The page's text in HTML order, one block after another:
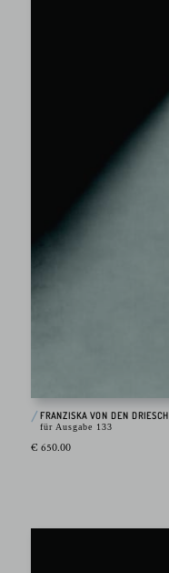
FRANZISKA VON DEN DRIESCH
für Ausgabe 133
€ 650.00